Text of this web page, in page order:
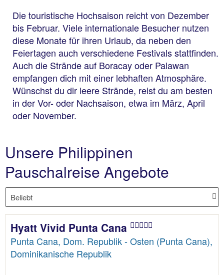
Die touristische Hochsaison reicht von Dezember
bis Februar. Viele internationale Besucher nutzen
diese Monate für ihren Urlaub, da neben den
Feiertagen auch verschiedene Festivals stattfinden.
Auch die Strände auf Boracay oder Palawan
empfangen dich mit einer lebhaften Atmosphäre.
Wünschst du dir leere Strände, reist du am besten
in der Vor- oder Nachsaison, etwa im März, April
oder November.
Unsere Philippinen
Pauschalreise Angebote
Hyatt Vivid Punta Cana
Punta Cana, Dom. Republik - Osten (Punta Cana),
Dominikanische Republik